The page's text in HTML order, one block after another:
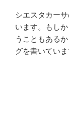
シエスタカー
います。もし
うこともある
グを書いてい